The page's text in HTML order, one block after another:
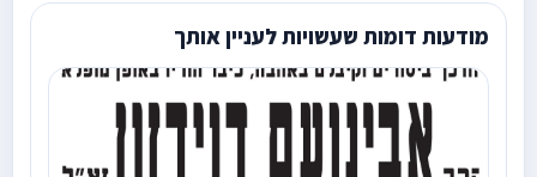
מודעות דומות שעשויות לעניין אותך